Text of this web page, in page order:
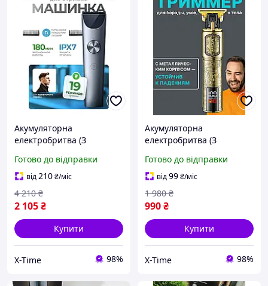
Акумуляторна
електробритва (З
ручна машинка для
стрижки волосся, XTM
Готово до відправки
від210₴/міс
2 105₴
4 210 ₴
Купити
X-Time 98%
Акумуляторна
електробритва (З
ручна машинка для
стрижки волосся, XTM
Готово до відправки
від99₴/міс
990₴
1 980 ₴
Купити
X-Time 98%